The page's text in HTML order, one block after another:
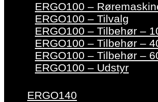
ERGO100 –
ERGO100 – Tilvalg
ERGO100 – Tilbehør –
ERGO100 – Tilbehør –
ERGO100 – Tilbehør –
ERGO100 – Udstyr
ERGO140